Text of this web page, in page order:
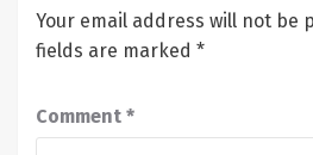
Your email address will not be
fields are marked *
Comment *